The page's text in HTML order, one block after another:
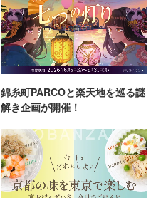
錦糸町PARCOと楽天地を巡る謎
解き企画が開催！